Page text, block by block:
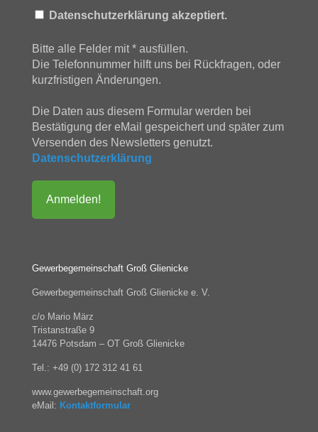
Datenschutzerklärung akzeptiert.
Bitte alle Felder mit * ausfüllen.
Die Telefonnummer hilft uns bei Rückfragen, oder
kurzfristigen Änderungen.
Die Daten aus diesem Formular werden bei
Bestätigung der eMail gespeichert und später zum
Versenden des Newsletters genutzt.
Datenschutzerklärung
Gewerbegemeinschaft Groß Glienicke
Gewerbegemeinschaft Groß Glienicke e. V.
c/o Mario März
Tristanstraße 9
14476 Potsdam – OT Groß Glienicke
Tel.: +49 (0) 172 312 41 61
www.gewerbegemeinschaft.org
eMail: Kontaktformular